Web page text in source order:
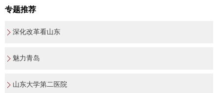
专题推荐
深化改革看山东
魅力青岛
山东大学第二医院